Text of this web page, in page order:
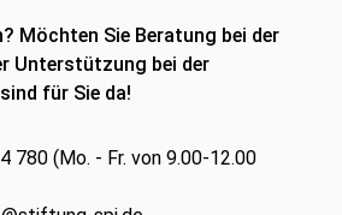
Möchten Sie Beratung bei der
Unterstützung bei der
für Sie da!
780 (Mo. - Fr. von 9.00-12.00